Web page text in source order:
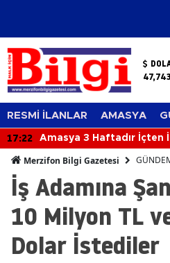
RESMİ İLANLAR AMASYA
17:22 Amasya 3 Haftadır İçten
Merzifon Bilgi Gazetesi
İş Adamına
10 Milyon TL
Dolar İstediler